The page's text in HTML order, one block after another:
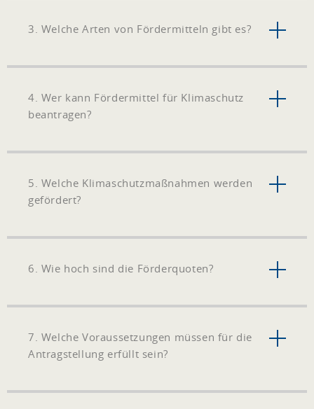
3. Welche Arten von Fördermitteln gibt es?
4. Wer kann Fördermittel für Klimaschutz
beantragen?
5. Welche Klimaschutzmaßnahmen werden
gefördert?
6. Wie hoch sind die Förderquoten?
7. Welche Voraussetzungen müssen für die
Antragstellung erfüllt sein?